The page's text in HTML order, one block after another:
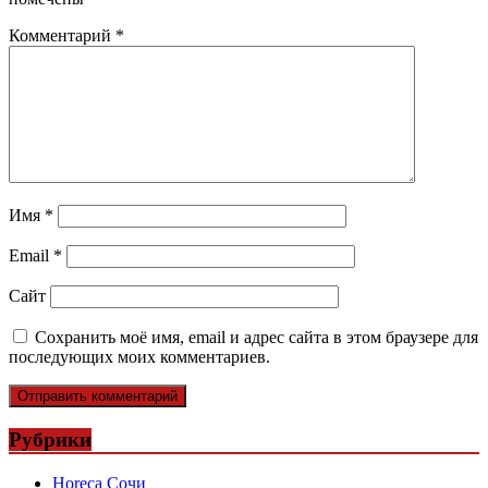
Комментарий *
Имя *
Email *
Сайт
Сохранить моё имя, email и адрес сайта в этом браузере для
последующих моих комментариев.
Рубрики
Horeca Сочи